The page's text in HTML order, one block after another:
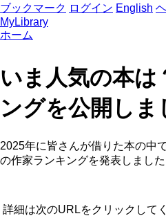
ブックマーク ログイン English
MyLibrary
ホーム
いま人気の本は
ングを公開しま
2025年に皆さんが借りた本の中
の作家ランキングを発表しました
詳細は次のURLをクリックして